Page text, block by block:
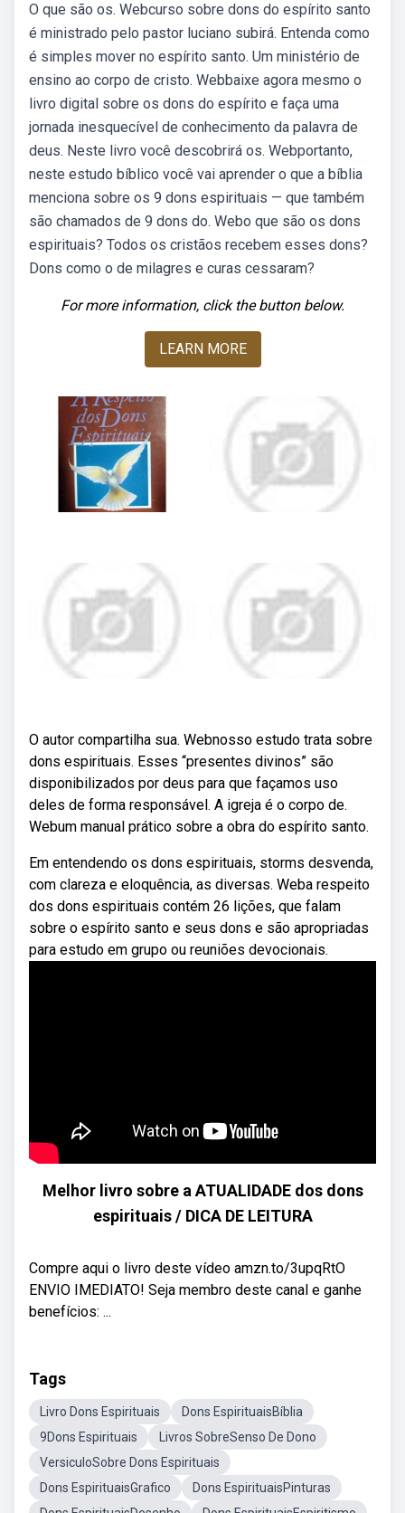
O que são os. Webcurso sobre dons do espírito santo
é ministrado pelo pastor luciano subirá. Entenda como
é simples mover no espírito santo. Um ministério de
ensino ao corpo de cristo. Webbaixe agora mesmo o
livro digital sobre os dons do espírito e faça uma
jornada inesquecível de conhecimento da palavra de
deus. Neste livro você descobrirá os. Webportanto,
neste estudo bíblico você vai aprender o que a bíblia
menciona sobre os 9 dons espirituais — que também
são chamados de 9 dons do. Webo que são os dons
espirituais? Todos os cristãos recebem esses dons?
Dons como o de milagres e curas cessaram?
For more information, click the button below.
LEARN MORE
O autor compartilha sua. Webnosso estudo trata sobre
dons espirituais. Esses “presentes divinos” são
disponibilizados por deus para que façamos uso
deles de forma responsável. A igreja é o corpo de.
Webum manual prático sobre a obra do espírito santo.
Em entendendo os dons espirituais, storms desvenda,
com clareza e eloquência, as diversas. Weba respeito
dos dons espirituais contém 26 lições, que falam
sobre o espírito santo e seus dons e são apropriadas
para estudo em grupo ou reuniões devocionais.
Melhor livro sobre a ATUALIDADE dos dons
espirituais / DICA DE LEITURA
Compre aqui o livro deste vídeo amzn.to/3upqRtO
ENVIO IMEDIATO! Seja membro deste canal e ganhe
benefícios: ...
Tags
Livro Dons Espirituais
Dons EspirituaisBíblia
9Dons Espirituais
Livros SobreSenso De Dono
VersiculoSobre Dons Espirituais
Dons EspirituaisGrafico
Dons EspirituaisPinturas